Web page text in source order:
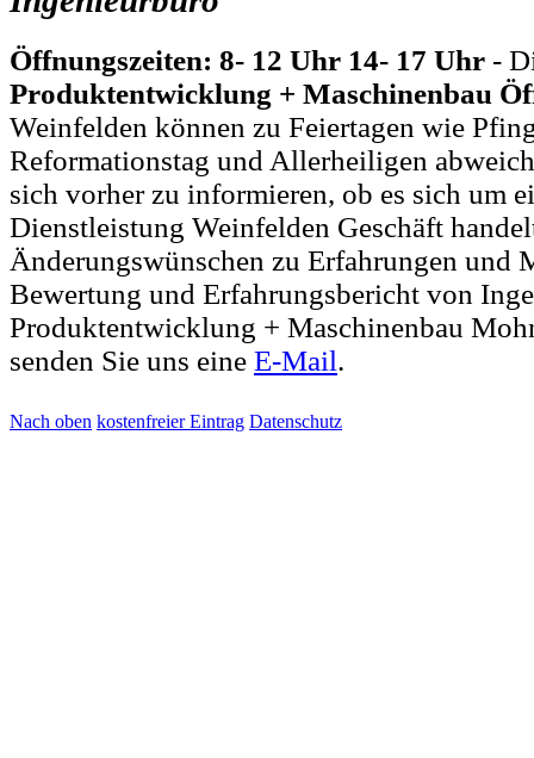
Öffnungszeiten: 8- 12 Uhr 14- 17 Uhr -
Produktentwicklung + Maschinenbau
Weinfelden können zu Feiertagen wie
Reformationstag und Allerheiligen
sich vorher zu informieren, ob es sich um
Dienstleistung Weinfelden Geschäft
Änderungswünschen zu Erfahrungen und
Bewertung und Erfahrungsbericht von
Produktentwicklung + Maschinenbau
senden Sie uns eine E-Mail.
Nach oben kostenfreier Eintrag Datenschutz